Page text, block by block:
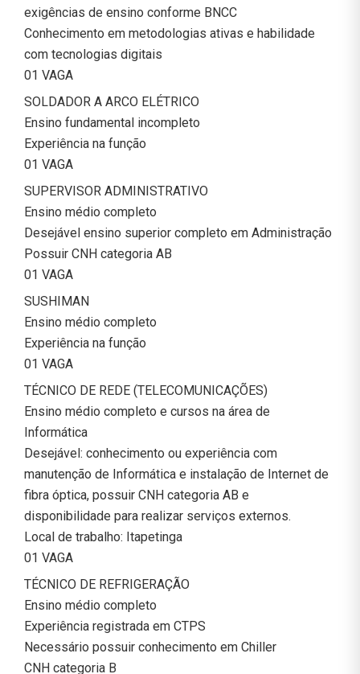
exigências de ensino conforme BNCC
Conhecimento em metodologias ativas e habilidade
com tecnologias digitais
01 VAGA
SOLDADOR A ARCO ELÉTRICO
Ensino fundamental incompleto
Experiência na função
01 VAGA
SUPERVISOR ADMINISTRATIVO
Ensino médio completo
Desejável ensino superior completo em Administração
Possuir CNH categoria AB
01 VAGA
SUSHIMAN
Ensino médio completo
Experiência na função
01 VAGA
TÉCNICO DE REDE (TELECOMUNICAÇÕES)
Ensino médio completo e cursos na área de
Informática
Desejável: conhecimento ou experiência com
manutenção de Informática e instalação de Internet de
fibra óptica, possuir CNH categoria AB e
disponibilidade para realizar serviços externos.
Local de trabalho: Itapetinga
01 VAGA
TÉCNICO DE REFRIGERAÇÃO
Ensino médio completo
Experiência registrada em CTPS
Necessário possuir conhecimento em Chiller
CNH categoria B